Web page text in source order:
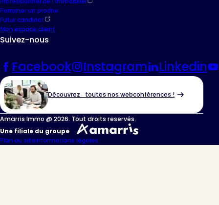
Parrainer un proche
Futur candidat
Mon espace client
Suivez-nous
Facebook Instagram Linkedin
Découvrez toutes nos webconférences !
Amarris Immo @ 2026. Tout droits reservés.
Une filiale du groupe
Plan du siteInformations légales